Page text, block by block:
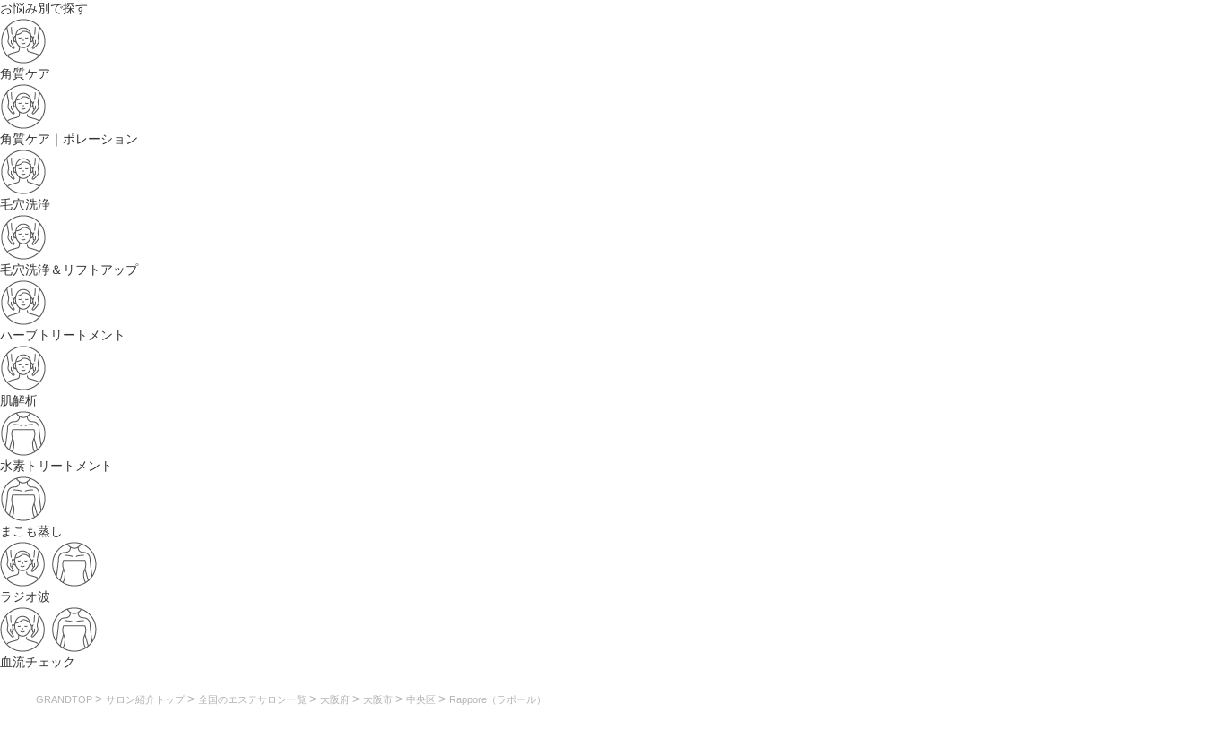
お悩み別で探す
角質ケア
角質ケア｜ポレーション
毛穴洗浄
毛穴洗浄＆リフトアップ
ハーブトリートメント
肌解析
水素トリートメント
まこも蒸し
ラジオ波
血流チェック
GRANDTOP > サロン紹介トップ > 全国のエステサロン一覧 > 大阪府 > 大阪市 > 中央区 > Rappore（ラポール）